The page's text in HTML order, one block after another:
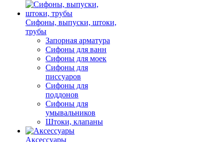
Сифоны, выпуски, штоки,
трубы
Запорная арматура
Сифоны для ванн
Сифоны для моек
Сифоны для
писсуаров
Сифоны для
поддонов
Сифоны для
умывальников
Штоки, клапаны
Аксессуары